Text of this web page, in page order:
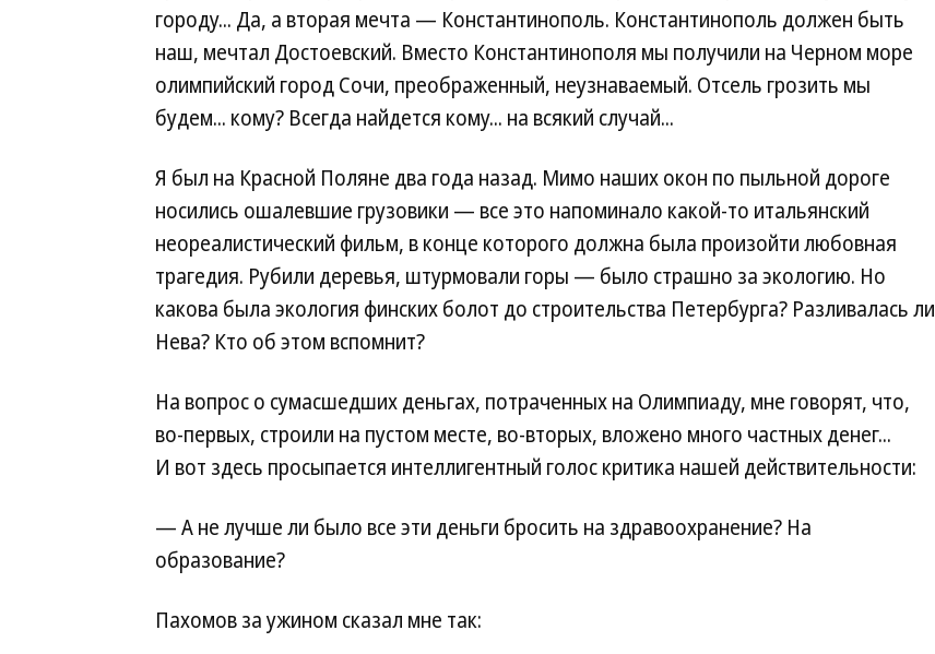
городу... Да, а вторая мечта — Константинополь. Константинополь должен быть
наш, мечтал Достоевский. Вместо Константинополя мы получили на Черном море
олимпийский город Сочи, преображенный, неузнаваемый. Отсель грозить мы
будем... кому? Всегда найдется кому... на всякий случай...
Я был на Красной Поляне два года назад. Мимо наших окон по пыльной дороге
носились ошалевшие грузовики — все это напоминало какой-то итальянский
неореалистический фильм, в конце которого должна была произойти любовная
трагедия. Рубили деревья, штурмовали горы — было страшно за экологию. Но
какова была экология финских болот до строительства Петербурга? Разливалась ли
Нева? Кто об этом вспомнит?
На вопрос о сумасшедших деньгах, потраченных на Олимпиаду, мне говорят, что,
во-первых, строили на пустом месте, во-вторых, вложено много частных денег...
И вот здесь просыпается интеллигентный голос критика нашей действительности:
— А не лучше ли было все эти деньги бросить на здравоохранение? На
образование?
Пахомов за ужином сказал мне так: